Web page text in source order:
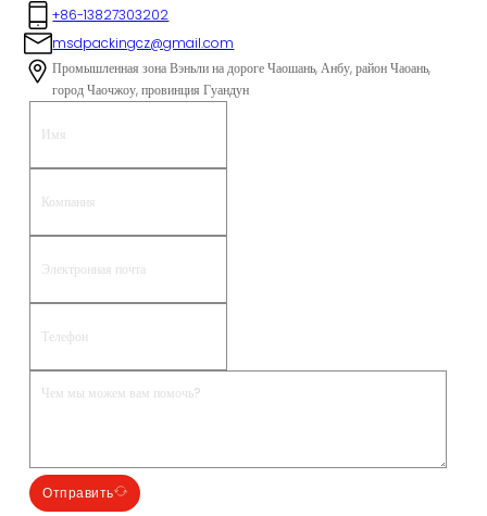
+86-13827303202
msdpackingcz@gmail.com
Промышленная зона Вэньли на дороге Чаошань, Анбу, район Чаоань,
город Чаочжоу, провинция Гуандун
Отправить